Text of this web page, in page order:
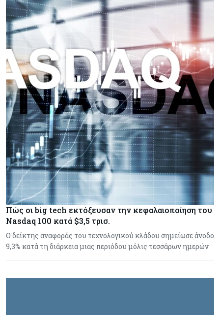
Πώς οι big tech εκτόξευσαν την κεφαλαιοποίηση του
Nasdaq 100 κατά $3,5 τρισ.
Ο δείκτης αναφοράς του τεχνολογικού κλάδου σημείωσε άνοδο
9,3% κατά τη διάρκεια μιας περιόδου μόλις τεσσάρων ημερών